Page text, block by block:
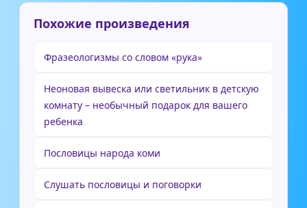
Похожие произведения
Фразеологизмы со словом «рука»
Неоновая вывеска или светильник в детскую
комнату – необычный подарок для вашего
ребенка
Пословицы народа коми
Слушать пословицы и поговорки